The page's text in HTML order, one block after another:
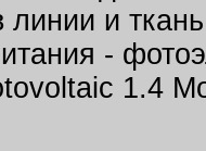
линии и
-
1.4